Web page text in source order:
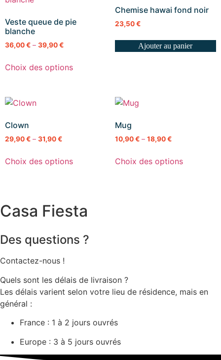
Veste queue de pie
blanche
36,00€ – 39,90€
Choix des options
Chemise hawai fond noir
23,50€
Ajouter au panier
Clown
29,90€ – 31,90€
Choix des options
Mug
10,90€– 18,90€
Choix des options
Casa Fiesta
Des questions ?
Contactez-nous !
Quels sont les délais de livraison ?
Les délais varient selon votre lieu de résidence, mais en
général :
France : 1 à 2 jours ouvrés
Europe : 3 à 5 jours ouvrés